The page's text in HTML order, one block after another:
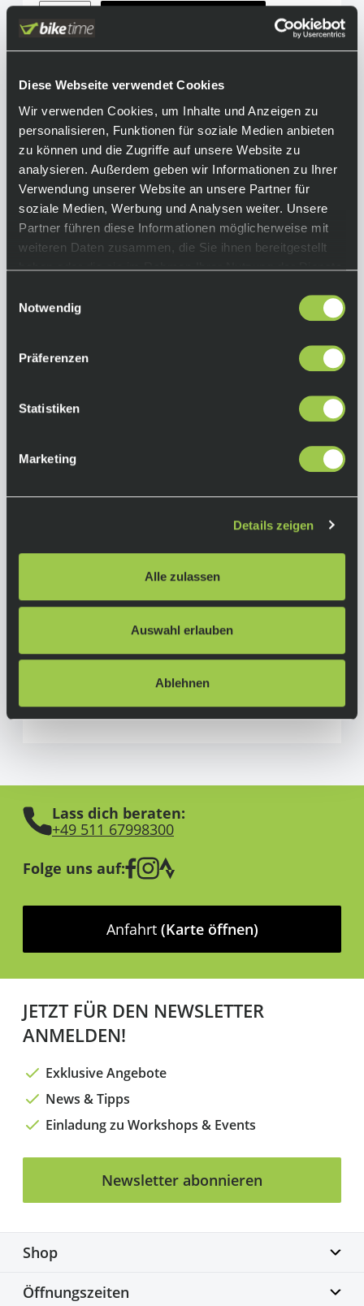
Diese Webseite verwendet Cookies
Wir verwenden Cookies, um Inhalte und Anzeigen zu
personalisieren, Funktionen für soziale Medien anbieten
zu können und die Zugriffe auf unsere Website zu
analysieren. Außerdem geben wir Informationen zu Ihrer
Verwendung unserer Website an unsere Partner für
soziale Medien, Werbung und Analysen weiter. Unsere
Partner führen diese Informationen möglicherweise mit
weiteren Daten zusammen, die Sie ihnen bereitgestellt
haben oder die sie im Rahmen Ihrer Nutzung der Dienste
Notwendig
Präferenzen
Statistiken
Marketing
Details zeigen
Alle zulassen
Auswahl erlauben
Ablehnen
Menge
Informationen
Das gute Klima ist greifbar. Jede Faser, jedes
Detail des Short Sleeves aus der Baselayer-
Kollektion von UYN® steht für ein optimales
Körperklima. Luft zirkuliert optimal,
Feuchtigkeit wird vom Körper nach außen
transportiert, das Material trocknet schnell.
93% POLYAMID 5% ELASTHAN 2%
Herstellerinformationen
TRERE' INNOVATION SRL
46041 Asola (MN)
www.uynsports.com
Lass dich beraten:
+49 511 67998300
Folge uns auf:
Anfahrt (Karte öffnen)
JETZT FÜR DEN NEWSLETTER
ANMELDEN!
Exklusive Angebote
News & Tipps
Einladung zu Workshops & Events
Newsletter abonnieren
Shop
Biketime GmbH
Alter Flughafen 7a
Öffnungszeiten